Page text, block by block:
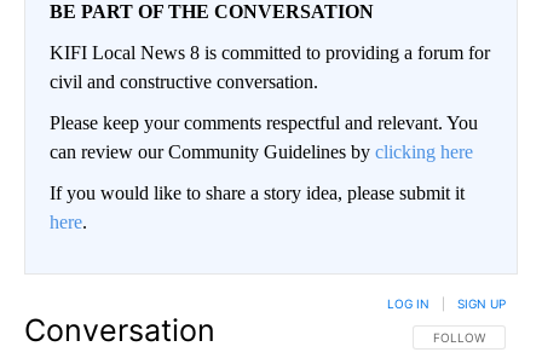
BE PART OF THE CONVERSATION
KIFI Local News 8 is committed to providing a forum for
civil and constructive conversation.
Please keep your comments respectful and relevant. You
can review our Community Guidelines by clicking here
If you would like to share a story idea, please submit it
here.
Conversation FOLLOW THIS
FOLLOW
LOG IN SIGN UP